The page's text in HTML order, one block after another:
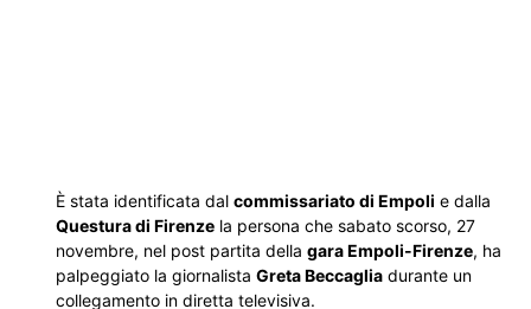
È stata identificata dal commissariato di Empoli e dalla
Questura di Firenze la persona che sabato scorso, 27
novembre, nel post partita della gara Empoli-Firenze, ha
palpeggiato la giornalista Greta Beccaglia durante un
collegamento in diretta televisiva.